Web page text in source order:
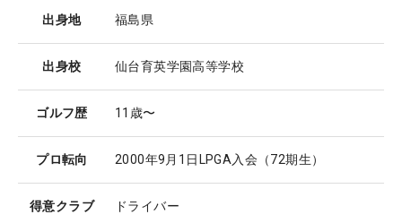
出身地 福島県
出身校 仙台育英学園高等学校
ゴルフ歴 11歳〜
プロ転向 2000年9月1日LPGA入会（72期生）
得意クラブ ドライバー